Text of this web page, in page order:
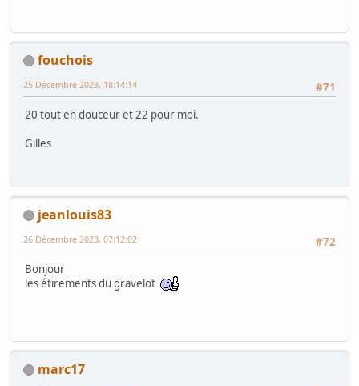
fouchois
#71
25 Décembre 2023, 18:14:14
20 tout en douceur et 22 pour moi.
Gilles
jeanlouis83
#72
26 Décembre 2023, 07:12:02
Bonjour
les étirements du gravelot
marc17